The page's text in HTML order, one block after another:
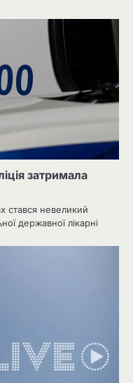
затримала
стався невеликий
державної лікарні